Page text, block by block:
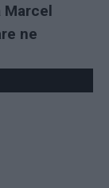
Marcel
ne